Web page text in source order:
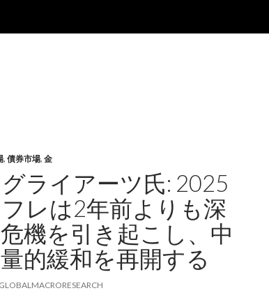
, 債券市場, 金
ライアーツ氏: 2025
レは2年前よりも深
機を引き起こし、中
的緩和を再開する
GLOBALMACRORESEARCH